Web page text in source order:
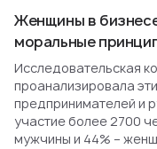
Женщины в
моральные
Исследовательская
проанализировала
предпринимателей и
участие более 2700
мужчины и 44% –